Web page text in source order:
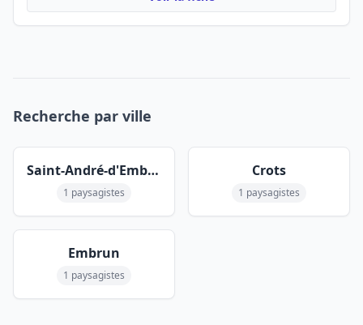
Recherche par ville
Saint-André-d'Embrun
1 paysagistes
Crots
1 paysagistes
Embrun
1 paysagistes